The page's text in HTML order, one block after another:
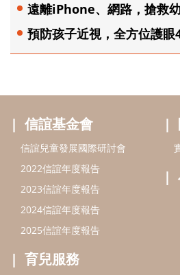
遠離iPhone、網路，搶救
預防孩子近視，全方位護眼
信誼基金會
信誼兒童發展國際研討會
2022信誼年度報告
2023信誼年度報告
2024信誼年度報告
2025信誼年度報告
育兒服務